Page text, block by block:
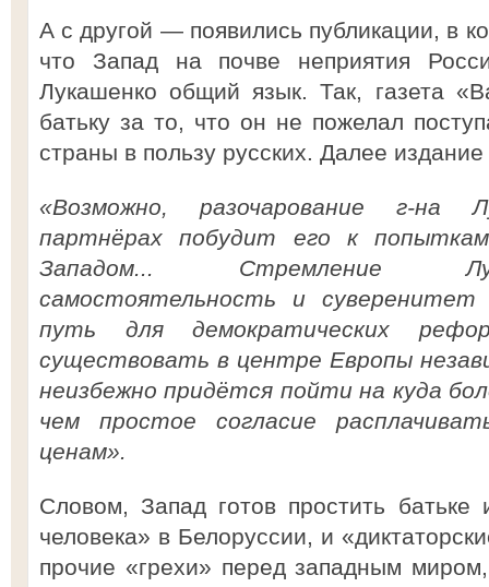
А с другой — появились публикации, в
что Запад на почве неприятия
Лукашенко общий язык. Так, газета
батьку за то, что он не пожелал
страны в пользу русских. Далее
«Возможно, разочарование г-на
партнёрах побудит его к
Западом... Стремление
самостоятельность и
путь для демократических
существовать в центре Европы
неизбежно придётся пойти на куда
чем простое согласие
ценам».
Словом, Запад готов простить
человека» в Белоруссии, и
прочие «грехи» перед западным